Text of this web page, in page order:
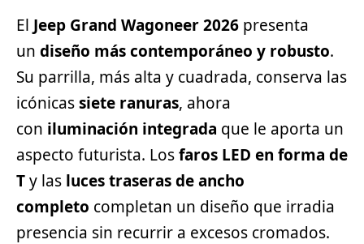
El Jeep Grand Wagoneer 2026 presenta
un diseño más contemporáneo y robusto.
Su parrilla, más alta y cuadrada, conserva las
icónicassiete ranuras, ahora
con iluminación integrada que le aporta un
aspecto futurista. Losfaros LED en forma de
Ty las luces traseras de ancho
completo completan un diseño que irradia
presencia sin recurrir a excesos cromados.